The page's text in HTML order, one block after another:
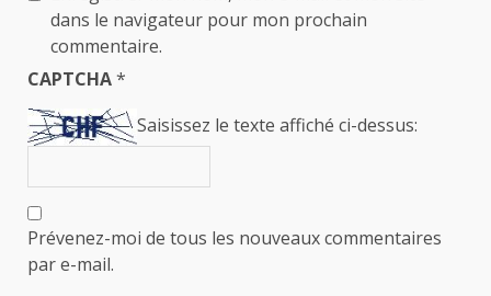
dans le navigateur pour mon prochain
commentaire.
CAPTCHA*
Saisissez le texte affiché ci-dessus:
Prévenez-moi de tous les nouveaux commentaires
par e-mail.